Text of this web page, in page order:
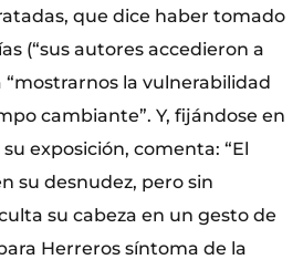
que dice haber tomado
(“sus autores accedieron a
“mostrarnos la vulnerabilidad
cambiante”. Y, fijándose en
exposición, comenta: “El
su desnudez, pero sin
su cabeza en un gesto de
Herreros síntoma de la